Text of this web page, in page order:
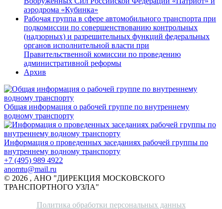
аэродрома «Кубинка»
Рабочая группа в сфере автомобильного транспорта при
подкомиссии по совершенствованию контрольных
(надзорных) и разрешительных функций федеральных
органов исполнительной власти при
Правительственной комиссии по проведению
административной реформы
Архив
Общая информация о рабочей группе по внутреннему
водному транспорту
Информация о проведенных заседаниях рабочей группы по
внутреннему водному транспорту
+7 (495) 989 4922
anomtu@mail.ru
© 2026 , АНО "ДИРЕКЦИЯ МОСКОВСКОГО
ТРАНСПОРТНОГО УЗЛА"
Политика обработки персональных данных